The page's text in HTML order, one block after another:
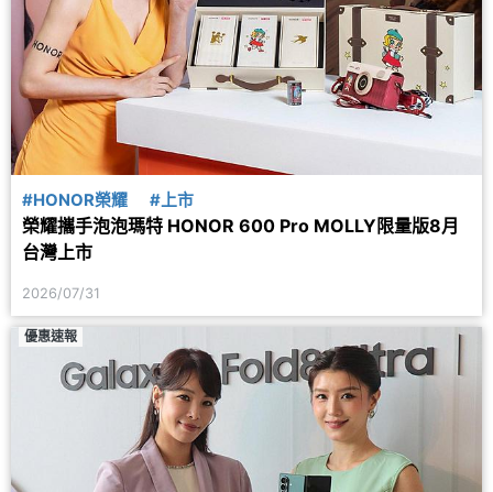
#HONOR榮耀 #上市
榮耀攜手泡泡瑪特 HONOR 600 Pro MOLLY限量版8月
台灣上市
2026/07/31
優惠速報